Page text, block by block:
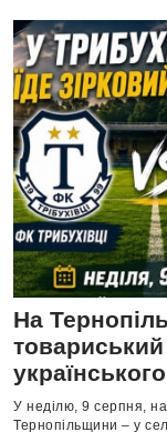
На
У неділю, 9 серпня,
Тернопільщини – у